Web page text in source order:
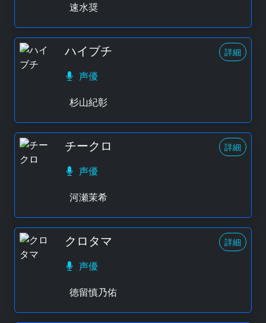
速水奨
ハイブチ 詳細
声優
杉山紀彰
チークロ 詳細
声優
河瀬茉希
クロタマ 詳細
声優
徳留慎乃佑